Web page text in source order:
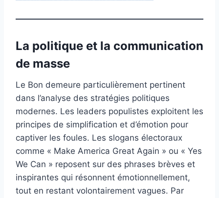
La politique et la communication
de masse
Le Bon demeure particulièrement pertinent
dans l’analyse des stratégies politiques
modernes. Les leaders populistes exploitent les
principes de simplification et d’émotion pour
captiver les foules. Les slogans électoraux
comme « Make America Great Again » ou « Yes
We Can » reposent sur des phrases brèves et
inspirantes qui résonnent émotionnellement,
tout en restant volontairement vagues. Par